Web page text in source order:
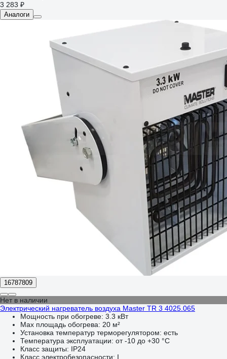
3 283 ₽
Аналоги
16787809
Нет в наличии
Электрический нагреватель воздуха Master TR 3 4025.065
Мощность при обогреве: 3.3 кВт
Max площадь обогрева: 20 м²
Установка температур терморегулятором: есть
Температура эксплуатации: от -10 до +30 °С
Класс защиты: IP24
Класс электробезопасности: I